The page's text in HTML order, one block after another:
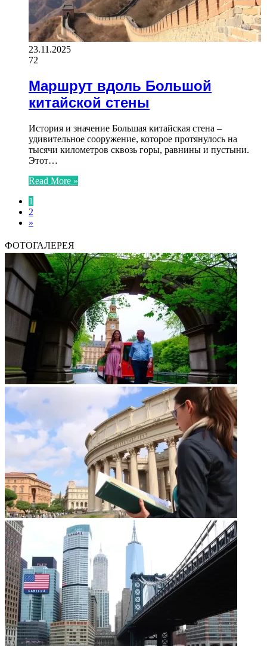
23.11.2025
72
Маршрут вдоль Большой
китайской стены
История и значение Большая китайская стена –
удивительное сооружение, которое протянулось на
тысячи километров сквозь горы, равнины и пустыни.
Этот…
Read More »
1
2
»
ФОТОГАЛЕРЕЯ